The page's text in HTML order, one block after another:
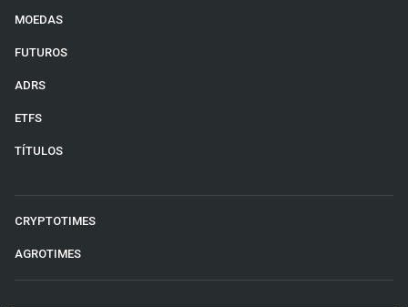
MOEDAS
FUTUROS
ADRS
ETFS
TÍTULOS
CRYPTOTIMES
AGROTIMES